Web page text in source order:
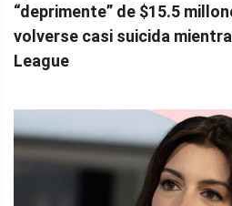
“deprimente” de $15.5
volverse casi suicida
League